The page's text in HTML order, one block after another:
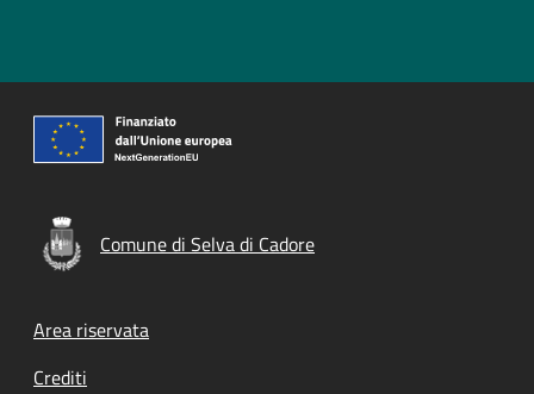
Comune di Selva di Cadore
Footer menu
Area riservata
Crediti